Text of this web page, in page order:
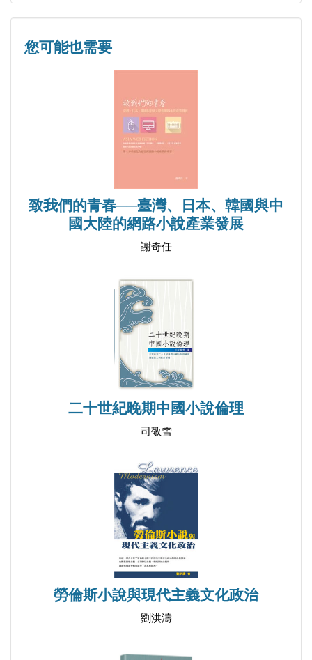
您可能也需要
致我們的青春──臺灣、日本、韓國與中
國大陸的網路小說產業發展
謝奇任
二十世紀晚期中國小說倫理
司敬雪
勞倫斯小說與現代主義文化政治
劉洪濤